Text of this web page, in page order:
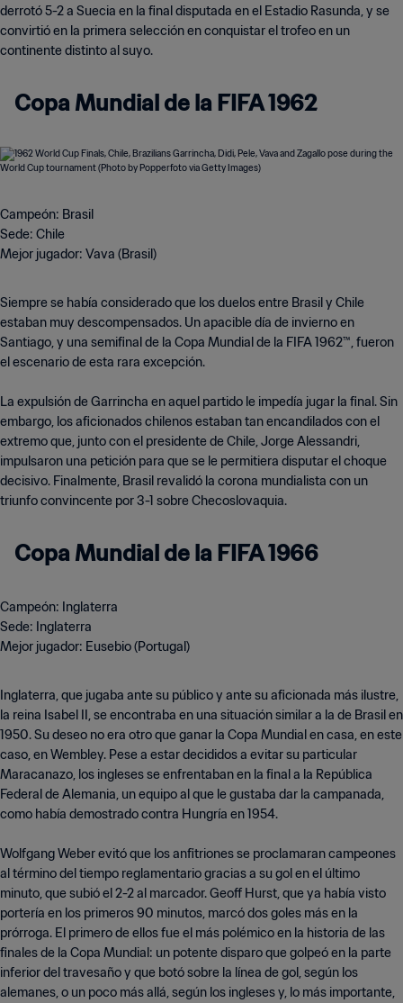
derrotó 5-2 a Suecia en la final disputada en el Estadio Rasunda, y se
convirtió en la primera selección en conquistar el trofeo en un
continente distinto al suyo.
Copa Mundial de la FIFA 1962
Campeón: Brasil
Sede: Chile
Mejor jugador: Vava (Brasil)
Siempre se había considerado que los duelos entre Brasil y Chile
estaban muy descompensados. Un apacible día de invierno en
Santiago, y una semifinal de la Copa Mundial de la FIFA 1962™, fueron
el escenario de esta rara excepción.
La expulsión de Garrincha en aquel partido le impedía jugar la final. Sin
embargo, los aficionados chilenos estaban tan encandilados con el
extremo que, junto con el presidente de Chile, Jorge Alessandri,
impulsaron una petición para que se le permitiera disputar el choque
decisivo. Finalmente, Brasil revalidó la corona mundialista con un
triunfo convincente por 3-1 sobre Checoslovaquia.
Copa Mundial de la FIFA 1966
Campeón: Inglaterra
Sede: Inglaterra
Mejor jugador: Eusebio (Portugal)
Inglaterra, que jugaba ante su público y ante su aficionada más ilustre,
la reina Isabel II, se encontraba en una situación similar a la de Brasil en
1950. Su deseo no era otro que ganar la Copa Mundial en casa, en este
caso, en Wembley. Pese a estar decididos a evitar su particular
Maracanazo, los ingleses se enfrentaban en la final a la República
Federal de Alemania, un equipo al que le gustaba dar la campanada,
como había demostrado contra Hungría en 1954.
Wolfgang Weber evitó que los anfitriones se proclamaran campeones
al término del tiempo reglamentario gracias a su gol en el último
minuto, que subió el 2-2 al marcador. Geoff Hurst, que ya había visto
portería en los primeros 90 minutos, marcó dos goles más en la
prórroga. El primero de ellos fue el más polémico en la historia de las
finales de la Copa Mundial: un potente disparo que golpeó en la parte
inferior del travesaño y que botó sobre la línea de gol, según los
alemanes, o un poco más allá, según los ingleses y, lo más importante,